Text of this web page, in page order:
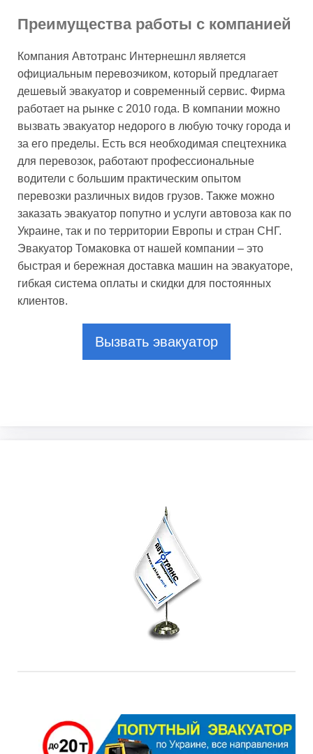
Преимущества работы с компанией
Компания Автотранс Интернешнл является
официальным перевозчиком, который предлагает
дешевый эвакуатор и современный сервис. Фирма
работает на рынке с 2010 года. В компании можно
вызвать эвакуатор недорого в любую точку города и
за его пределы. Есть вся необходимая спецтехника
для перевозок, работают профессиональные
водители с большим практическим опытом
перевозки различных видов грузов. Также можно
заказать эвакуатор попутно и услуги автовоза как по
Украине, так и по территории Европы и стран СНГ.
Эвакуатор Томаковка от нашей компании – это
быстрая и бережная доставка машин на эвакуаторе,
гибкая система оплаты и скидки для постоянных
клиентов.
Вызвать эвакуатор